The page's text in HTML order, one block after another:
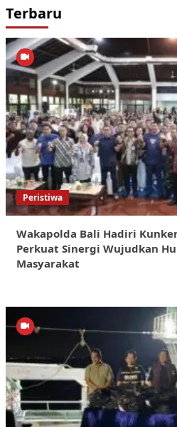
Terbaru
Peristiwa
Wakapolda Bali Hadiri
Perkuat Sinergi Wujudkan
Masyarakat